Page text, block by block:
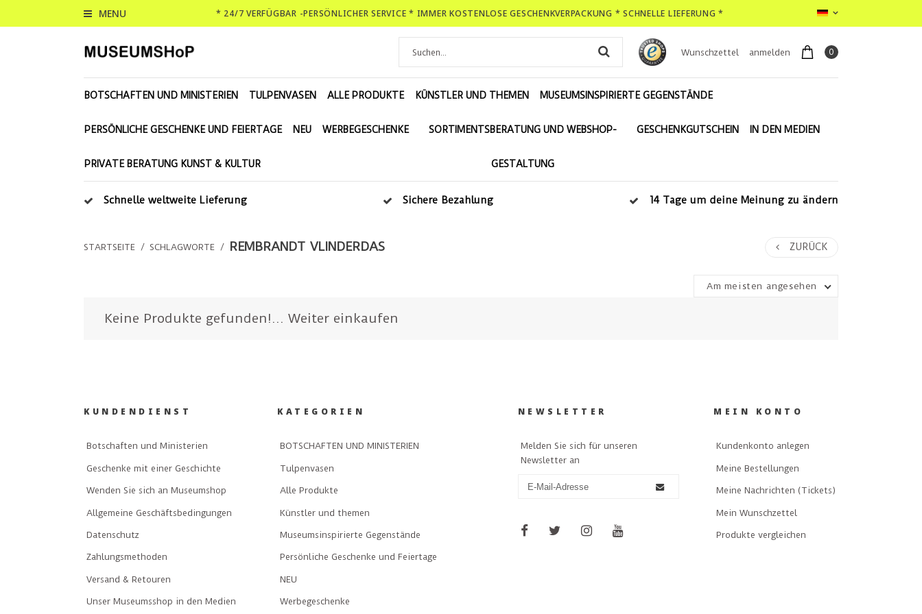
MENU * 24/7 VERFÜGBAR -PERSÖNLICHER SERVICE * IMMER KOSTENLOSE GESCHENKVERPACKUNG * SCHNELLE LIEFERUNG *
Wunschzettel anmelden 0
BOTSCHAFTEN UND MINISTERIEN TULPENVASEN ALLE PRODUKTE KÜNSTLER UND THEMEN MUSEUMSINSPIRIERTE GEGENSTÄNDE
PERSÖNLICHE GESCHENKE UND FEIERTAGE NEU WERBEGESCHENKE SORTIMENTSBERATUNG UND WEBSHOP-
GESTALTUNG
GESCHENKGUTSCHEIN IN DEN MEDIEN
PRIVATE BERATUNG KUNST & KULTUR
Schnelle weltweite Lieferung Sichere Bezahlung 14 Tage um deine Meinung zu ändern
STARTSEITE / SCHLAGWORTE / REMBRANDT VLINDERDAS ZURÜCK
Am meisten angesehen
Keine Produkte gefunden!... Weiter einkaufen
KUNDENDIENST
Botschaften und Ministerien
Geschenke mit einer Geschichte
Wenden Sie sich an Museumshop
Allgemeine Geschäftsbedingungen
Datenschutz
Zahlungsmethoden
Versand & Retouren
Unser Museumsshop in den Medien
KATEGORIEN
BOTSCHAFTEN UND MINISTERIEN
Tulpenvasen
Alle Produkte
Künstler und themen
Museumsinspirierte Gegenstände
Persönliche Geschenke und Feiertage
NEU
Werbegeschenke
NEWSLETTER
Melden Sie sich für unseren
Newsletter an
MEIN KONTO
Kundenkonto anlegen
Meine Bestellungen
Meine Nachrichten (Tickets)
Mein Wunschzettel
Produkte vergleichen